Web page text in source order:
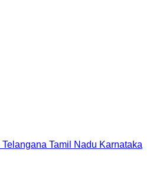
Telangana Tamil Nadu Karnataka